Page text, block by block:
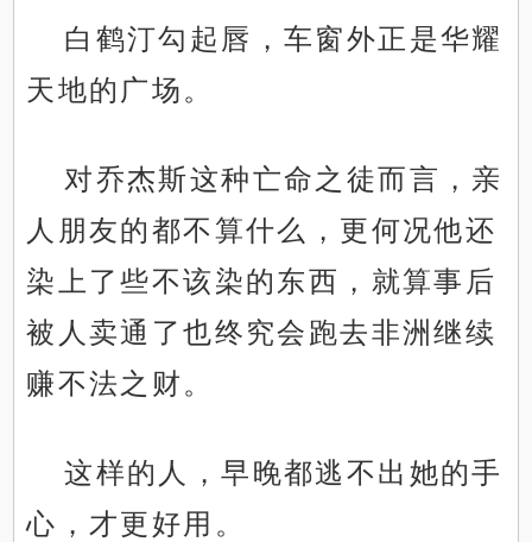
白鹤汀勾起唇，车窗外正是华耀
天地的广场。
对乔杰斯这种亡命之徒而言，亲
人朋友的都不算什么，更何况他还
染上了些不该染的东西，就算事后
被人卖通了也终究会跑去非洲继续
赚不法之财。
这样的人，早晚都逃不出她的手
心，才更好用。